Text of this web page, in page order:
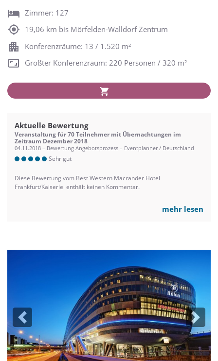
Zimmer: 127
19,06 km bis Mörfelden-Walldorf Zentrum
Konferenzräume: 13 / 1.520 m²
Größter Konferenzraum: 220 Personen / 320 m²
Aktuelle Bewertung
Veranstaltung für 70 Teilnehmer mit Übernachtungen im
Zeitraum Dezember 2018
04.11.2018 – Bewertung Angebotsprozess – Eventplanner / Deutschland
Sehr gut
Diese Bewertung vom Best Western Macrander Hotel
Frankfurt/Kaiserlei enthält keinen Kommentar.
mehr lesen
Previous Next